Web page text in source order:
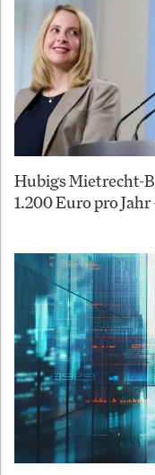
Hubigs Mietrecht-
1.200 Euro pro